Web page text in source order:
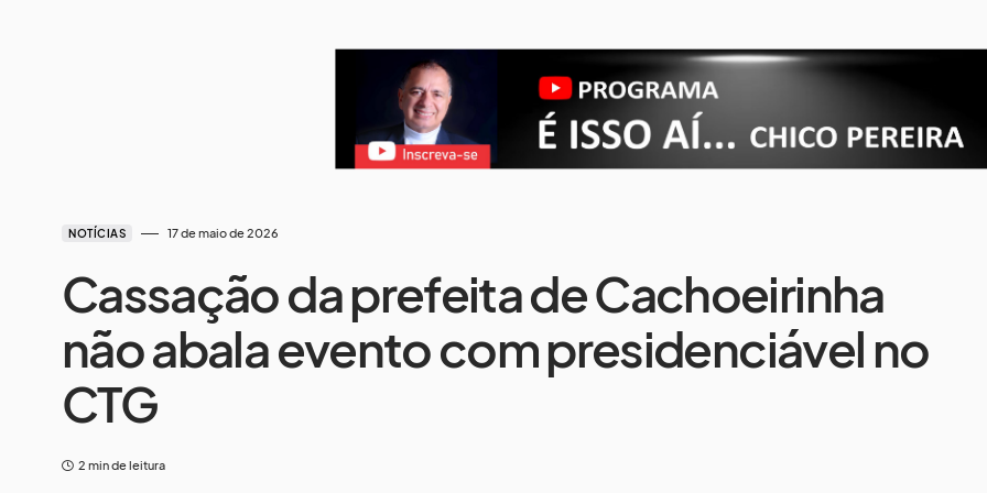
NOTÍCIAS 17 de maio de 2026
Cassação da prefeita de Cachoeirinha
não abala evento com presidenciável no
CTG
2 min de leitura